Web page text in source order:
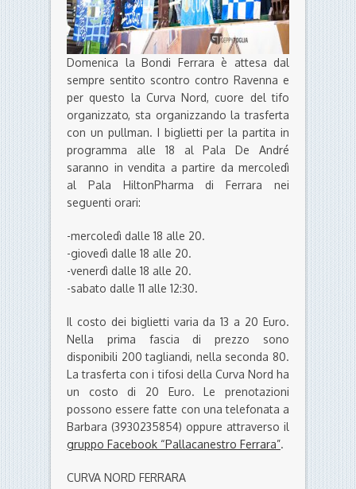
Domenica la Bondi Ferrara è attesa dal
sempre sentito scontro contro Ravenna e
per questo la Curva Nord, cuore del tifo
organizzato, sta organizzando la trasferta
con un pullman. I biglietti per la partita in
programma alle 18 al Pala De André
saranno in vendita a partire da mercoledì
al Pala HiltonPharma di Ferrara nei
seguenti orari:
-mercoledì dalle 18 alle 20.
-giovedì dalle 18 alle 20.
-venerdì dalle 18 alle 20.
-sabato dalle 11 alle 12:30.
Il costo dei biglietti varia da 13 a 20 Euro.
Nella prima fascia di prezzo sono
disponibili 200 tagliandi, nella seconda 80.
La trasferta con i tifosi della Curva Nord ha
un costo di 20 Euro. Le prenotazioni
possono essere fatte con una telefonata a
Barbara (3930235854) oppure attraverso il
gruppo Facebook “Pallacanestro Ferrara”.
CURVA NORD FERRARA